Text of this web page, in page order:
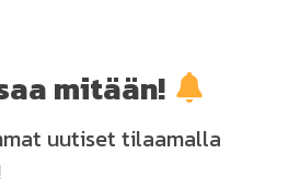
mitään!
uutiset tilaamalla